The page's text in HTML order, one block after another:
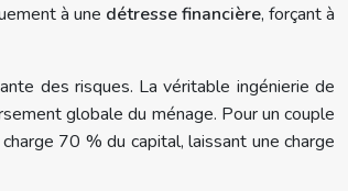
à une détresse financière, forçant à
des risques. La véritable ingénierie de
globale du ménage. Pour un couple
70 % du capital, laissant une charge